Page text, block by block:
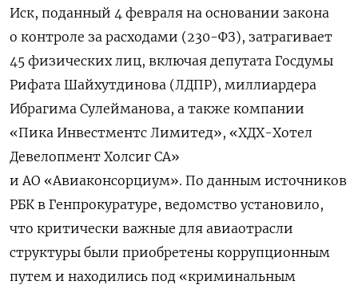
Иск, поданный 4 февраля на основании закона
о контроле за расходами (230-ФЗ), затрагивает
45 физических лиц, включая депутата Госдумы
Рифата Шайхутдинова (ЛДПР), миллиардера
Ибрагима Сулейманова, а также компании
«Пика Инвестментс Лимитед», «ХДХ-Хотел
Девелопмент Холсиг СА»
и АО «Авиаконсорциум». По данным источников
РБК в Генпрокуратуре, ведомство установило,
что критически важные для авиаотрасли
структуры были приобретены коррупционным
путем и находились под «криминальным